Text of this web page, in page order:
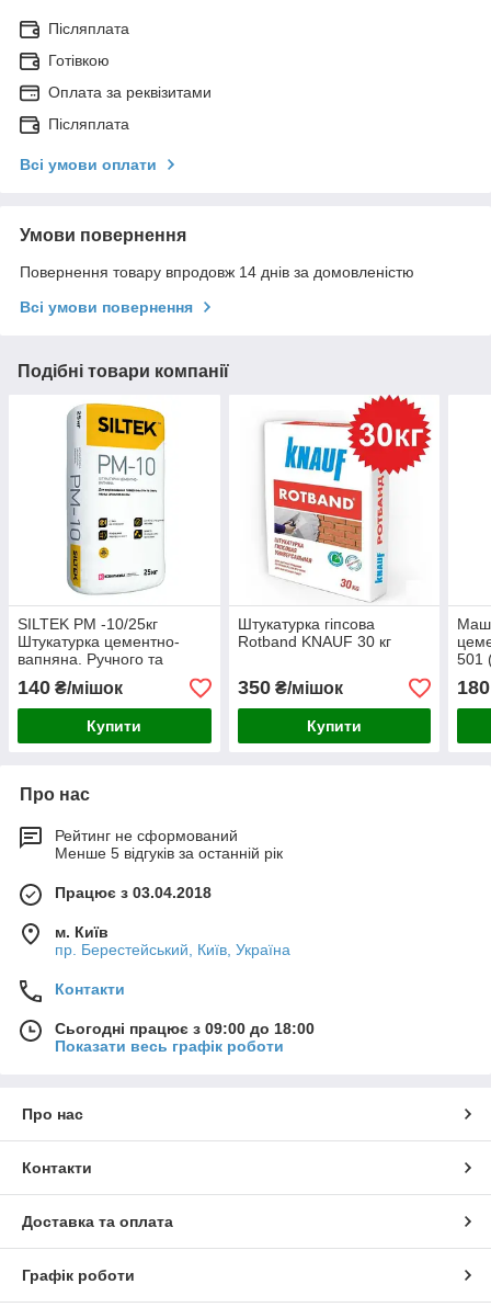
Післяплата
Готівкою
Оплата за реквізитами
Післяплата
Всі умови оплати
Умови повернення
Повернення товару впродовж 14 днів за домовленістю
Всі умови повернення
Подібні товари компанії
SILTEK PM -10/25кг
Штукатурка цементно-
вапняна. Ручного та
машинного нанесення.
140 ₴/мішок
Купити
Штукатурка гіпсова
Rotband KNAUF 30 кг
350₴/мішок
Купити
501
180
Про нас
Рейтинг не сформований
Менше 5 відгуків за останній рік
Працює з 03.04.2018
м. Київ
пр. Берестейський, Київ, Україна
Контакти
Сьогодні працює з 09:00 до 18:00
Показати весь графік роботи
Про нас
Контакти
Доставка та оплата
Графік роботи